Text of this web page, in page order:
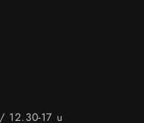
12.30-17 u